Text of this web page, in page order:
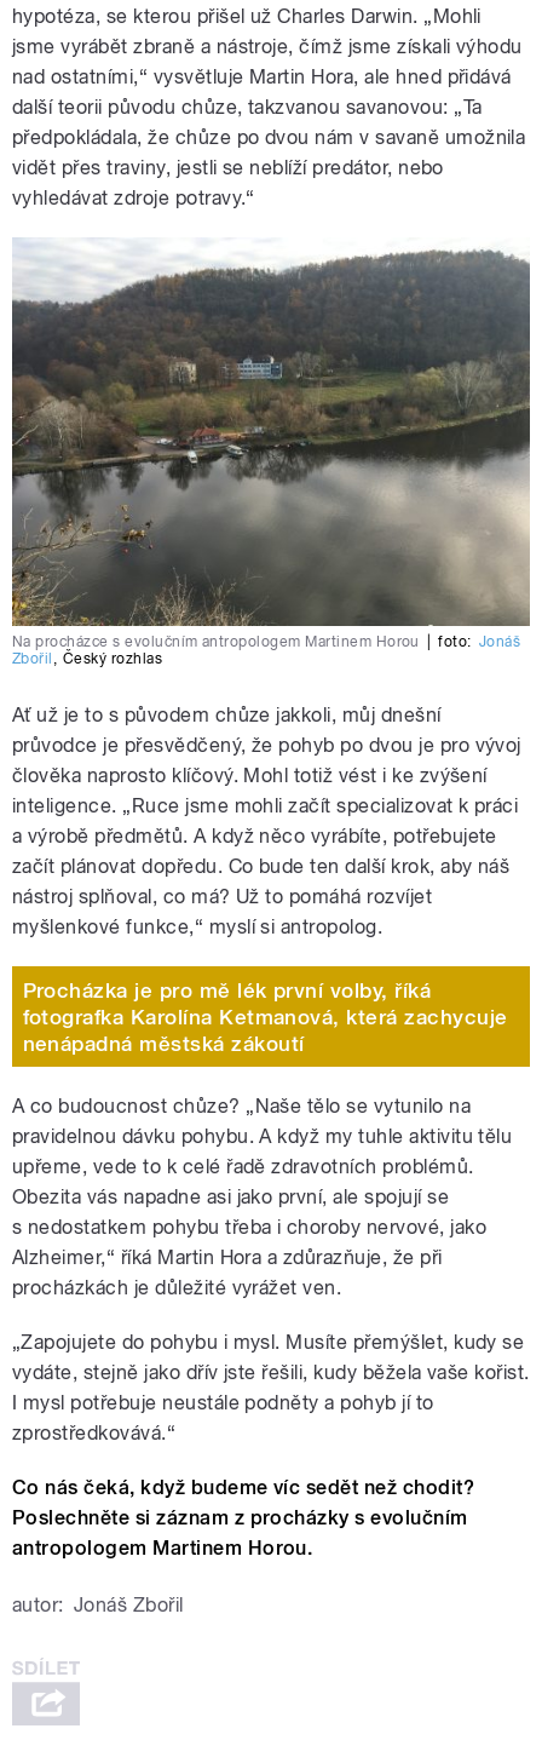
hypotéza, se kterou přišel už Charles Darwin. „Mohli
jsme vyrábět zbraně a nástroje, čímž jsme získali výhodu
nad ostatními,“ vysvětluje Martin Hora, ale hned přidává
další teorii původu chůze, takzvanou savanovou: „Ta
předpokládala, že chůze po dvou nám v savaně umožnila
vidět přes traviny, jestli se neblíží predátor, nebo
vyhledávat zdroje potravy.“
Na procházce s evolučním antropologem Martinem Horou foto: Jonáš
Zbořil , Český rozhlas
Ať už je to s původem chůze jakkoli, můj dnešní
průvodce je přesvědčený, že pohyb po dvou je pro vývoj
člověka naprosto klíčový. Mohl totiž vést i ke zvýšení
inteligence. „Ruce jsme mohli začít specializovat k práci
a výrobě předmětů. A když něco vyrábíte, potřebujete
začít plánovat dopředu. Co bude ten další krok, aby náš
nástroj splňoval, co má? Už to pomáhá rozvíjet
myšlenkové funkce,“ myslí si antropolog.
Procházka je pro mě lék první volby, říká
fotografka Karolína Ketmanová, která zachycuje
nenápadná městská zákoutí
A co budoucnost chůze? „Naše tělo se vytunilo na
pravidelnou dávku pohybu. A když my tuhle aktivitu tělu
upřeme, vede to k celé řadě zdravotních problémů.
Obezita vás napadne asi jako první, ale spojují se
s nedostatkem pohybu třeba i choroby nervové, jako
Alzheimer,“ říká Martin Hora a zdůrazňuje, že při
procházkách je důležité vyrážet ven.
„Zapojujete do pohybu i mysl. Musíte přemýšlet, kudy se
vydáte, stejně jako dřív jste řešili, kudy běžela vaše kořist.
I mysl potřebuje neustále podněty a pohyb jí to
zprostředkovává.“
Co nás čeká, když budeme víc sedět než chodit?
Poslechněte si záznam z procházky s evolučním
antropologem Martinem Horou.
autor: Jonáš Zbořil